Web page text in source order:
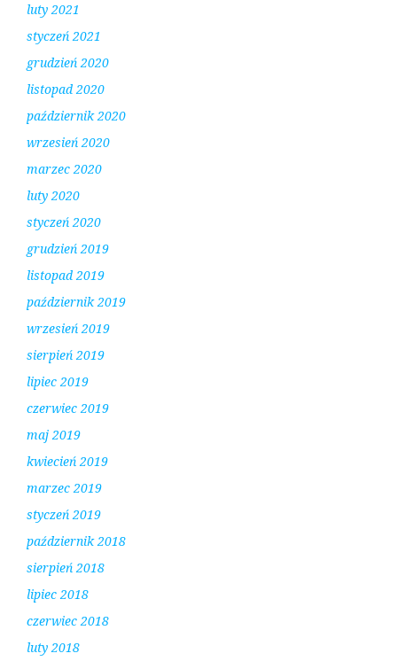
luty 2021
styczeń 2021
grudzień 2020
listopad 2020
październik 2020
wrzesień 2020
marzec 2020
luty 2020
styczeń 2020
grudzień 2019
listopad 2019
październik 2019
wrzesień 2019
sierpień 2019
lipiec 2019
czerwiec 2019
maj 2019
kwiecień 2019
marzec 2019
styczeń 2019
październik 2018
sierpień 2018
lipiec 2018
czerwiec 2018
luty 2018